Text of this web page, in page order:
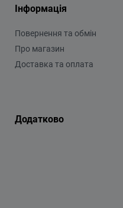
Інформація
Повернення та обмін
Про магазин
Доставка та оплата
Додатково